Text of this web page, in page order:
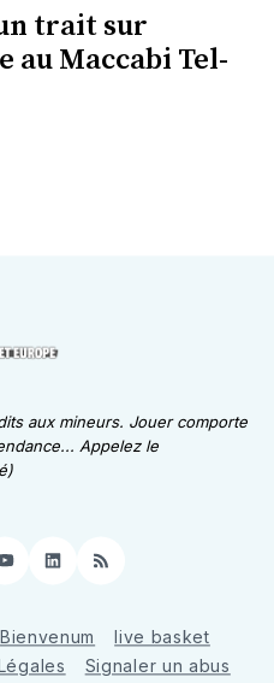
trait sur
au Maccabi Tel-
aux mineurs. Jouer comporte
Appelez le
YouTube
LinkedIn
RSS
Bienvenum
live basket
Signaler un abus